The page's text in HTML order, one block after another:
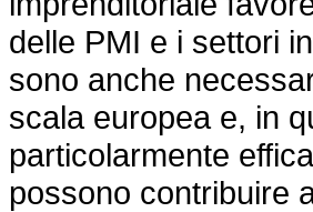
delle PMI e i settori
sono anche
scala europea e, in
particolarmente
possono contribuire